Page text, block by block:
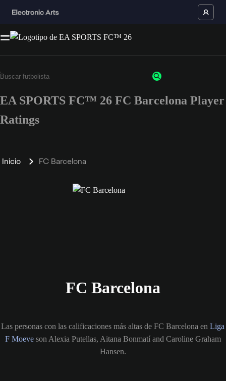
EA SPORTS FC™ 26 FC Barcelona Player
Ratings
Inicio FC Barcelona
FC Barcelona
Las personas con las calificaciones más altas de FC Barcelona enLiga
F Moeve son Alexia Putellas, Aitana Bonmatí and Caroline Graham
Hansen.